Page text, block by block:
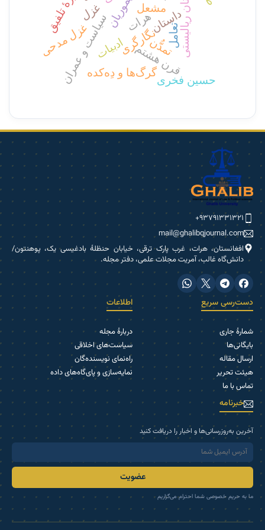
هرات
مشعل
نگارگریتمدُّن ادبیاتسیاست و عمران
غزل
غزل مدحی
قرن هشتم
داستانداستان ریالیستی
گرگ‌ها و دِه‌کده
حسین فخری
تعامل
۹۳۷۹۱۳۳۱۳۲۱+
mail@ghalibqjournal.com
افغانستان، هرات، غرب پارک ترقی، خیابان حنظلۀ بادغیسی یک، پوهنتون/
دانش‌گاه غالب، آمریت مجلات علمی، دفتر مجله.
دست‌رسی سریع
شمارۀ جاری
بایگانی‌ها
ارسال مقاله
هیئت تحریر
تماس با ما
اطلاعات
دربارۀ مجله
سیاست‌های اخلاقی
راه‌نمای نویسنده‌گان
نمایه‌سازی و پای‌گاه‌های داده
خبرنامه
آخرین به‌روزرسانی‌ها و اخبار را دریافت کنید
عضویت
ما به حریم خصوصی شما احترام می‌گزاریم